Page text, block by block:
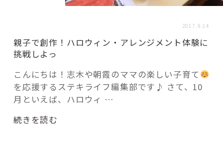
「ひと」
2017.9.14
親子で創作！ハロウィン・アレンジメント体験に
挑戦しよっ
こんにちは！志木や朝霞のママの楽しい子育て
を応援するステキライフ編集部です♪ さて、10
月といえば、ハロウィ …
“親
続きを読む